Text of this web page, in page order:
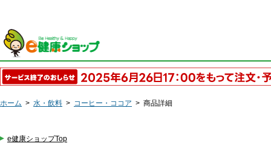
ホーム > 水・飲料 > コーヒー・ココア > 商品詳細
e健康ショップTop